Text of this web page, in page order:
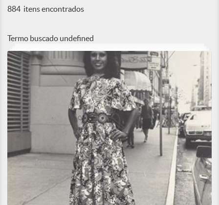
884 itens encontrados
Termo buscado undefined